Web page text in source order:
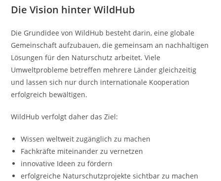
Die Vision hinter WildHub
Die Grundidee von WildHub besteht darin, eine globale
Gemeinschaft aufzubauen, die gemeinsam an nachhaltigen
Lösungen für den Naturschutz arbeitet. Viele
Umweltprobleme betreffen mehrere Länder gleichzeitig
und lassen sich nur durch internationale Kooperation
erfolgreich bewältigen.
WildHub verfolgt daher das Ziel:
Wissen weltweit zugänglich zu machen
Fachkräfte miteinander zu vernetzen
innovative Ideen zu fördern
erfolgreiche Naturschutzprojekte sichtbar zu machen